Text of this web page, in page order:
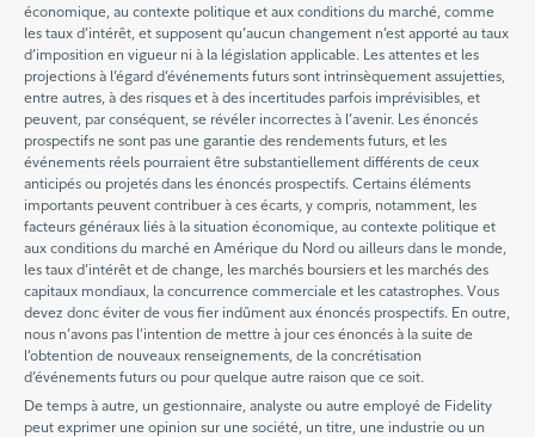
économique, au contexte politique et aux conditions du marché, comme
les taux d’intérêt, et supposent qu’aucun changement n’est apporté au taux
d’imposition en vigueur ni à la législation applicable. Les attentes et les
projections à l’égard d’événements futurs sont intrinsèquement assujetties,
entre autres, à des risques et à des incertitudes parfois imprévisibles, et
peuvent, par conséquent, se révéler incorrectes à l’avenir. Les énoncés
prospectifs ne sont pas une garantie des rendements futurs, et les
événements réels pourraient être substantiellement différents de ceux
anticipés ou projetés dans les énoncés prospectifs. Certains éléments
importants peuvent contribuer à ces écarts, y compris, notamment, les
facteurs généraux liés à la situation économique, au contexte politique et
aux conditions du marché en Amérique du Nord ou ailleurs dans le monde,
les taux d’intérêt et de change, les marchés boursiers et les marchés des
capitaux mondiaux, la concurrence commerciale et les catastrophes. Vous
devez donc éviter de vous fier indûment aux énoncés prospectifs. En outre,
nous n’avons pas l’intention de mettre à jour ces énoncés à la suite de
l’obtention de nouveaux renseignements, de la concrétisation
d’événements futurs ou pour quelque autre raison que ce soit.
De temps à autre, un gestionnaire, analyste ou autre employé de Fidelity
peut exprimer une opinion sur une société, un titre, une industrie ou un